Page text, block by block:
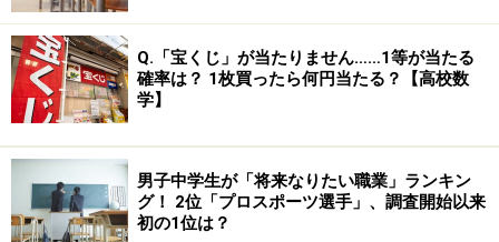
仕切の線がポイント！評価が高いノートの書き方・取り方で
内申点を上げよう
Q.「宝くじ」が当たりません……1等が当たる
確率は？ 1枚買ったら何円当たる？【高校数
学】
男子中学生が「将来なりたい職業」ランキン
グ！ 2位「プロスポーツ選手」、調査開始以来
初の1位は？